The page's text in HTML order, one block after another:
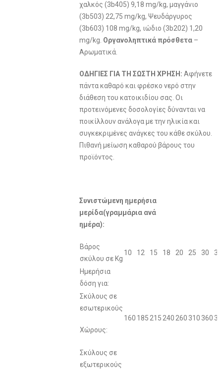
χαλκός (3b405) 9,18 mg/kg, μαγγάνιο
(3b503) 22,75 mg/kg, Ψευδάργυρος
(3b603) 108 mg/kg, ιώδιο (3b202) 1,20
mg/kg. Οργανοληπτικά πρόσθετα–
Αρωματικά.
ΟΔΗΓΙΕΣ ΓΙΑ ΤΗ ΣΩΣΤΗ ΧΡΗΣΗ: Αφήνετε
πάντα καθαρό και φρέσκο νερό στην
διάθεση του κατοικιδίου σας. Οι
προτεινόμενες δοσολογίες δύνανται να
ποικίλλουν ανάλογα με την ηλικία και
συγκεκριμένες ανάγκες του κάθε σκύλου.
Πιθανή μείωση καθαρού βάρους του
προϊόντος.
Συνιστώμενη ημερήσια
μερίδα(γραμμάρια ανά
ημέρα):
Βάρος
σκύλου σε Kg
10 12 15 18 20 25 30 35
Ημερήσια
δόση για:
Σκύλους σε
εσωτερικούς
Χώρους:
160 185 215 240 260 310 360
Σκύλους σε
εξωτερικούς